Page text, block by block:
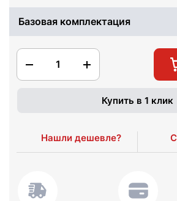
Базовая комплектация
1
Купить в 1 клик
Нашли дешевле?